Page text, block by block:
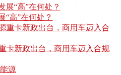
“高”在何处？
卡新政出台，商用车迈入合规